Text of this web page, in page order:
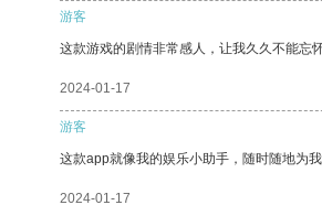
游客
这款游戏的剧情非常感人，让我久久不能忘怀
2024-01-17
游客
这款app就像我的娱乐小助手，随时随地为我
2024-01-17